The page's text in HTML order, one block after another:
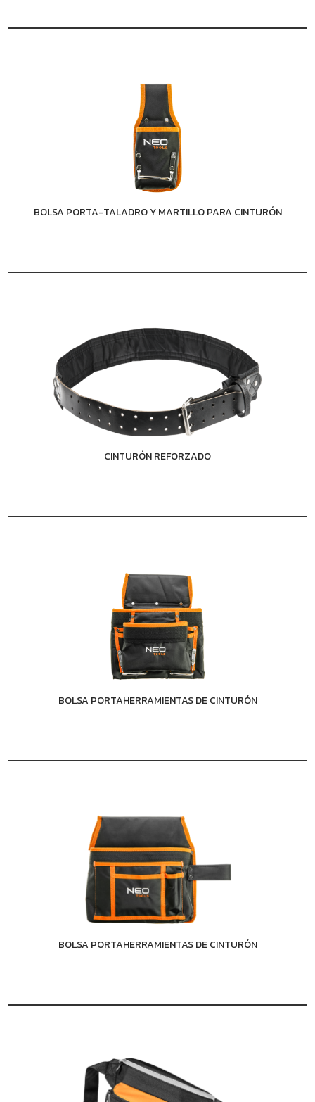
BOLSA PORTA-TALADRO Y MARTILLO PARA CINTURÓN
CINTURÓN REFORZADO
BOLSA PORTAHERRAMIENTAS DE CINTURÓN
BOLSA PORTAHERRAMIENTAS DE CINTURÓN